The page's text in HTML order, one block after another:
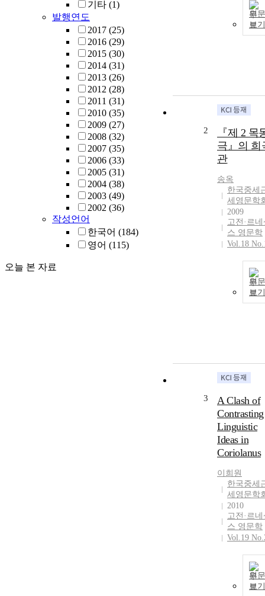
기타 (1)
발행연도
2017 (25)
2016 (29)
2015 (30)
2014 (31)
2013 (26)
2012 (28)
2011 (31)
2010 (35)
2009 (27)
2008 (32)
2007 (35)
2006 (33)
2005 (31)
2004 (38)
2003 (49)
2002 (36)
작성언어
한국어 (184)
영어 (115)
오늘 본 자료
원문
보기
2
『제 2 목
극』의 희
관
송옥
한국중세
세영문학
2009
고전·르
스 영문학
Vol.18
원문
보기
3
A Clash of
Contrasting
Linguistic
Ideas in
Coriolanus
이희원
한국중세
세영문학
2010
고전·르
스 영문학
Vol.19
원문
보기